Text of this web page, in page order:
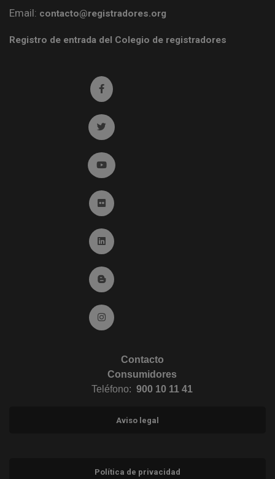
Email: contacto@registradores.org
Registro de entrada del Colegio de registradores
Ir a facebook (abre en ventana nueva)
Ir a twitter (abre en ventana nueva)
Ir a YouTube (abre en ventana nueva)
Ir a Flickr (abre en ventana nueva)
Ir a Linkedin (abre en ventana nueva)
Ir al Blog (abre en ventana nueva)
Ir a Instagram (abre en ventana nueva)
Contacto
Consumidores
Teléfono: 900 10 11 41
Aviso legal
Política de privacidad